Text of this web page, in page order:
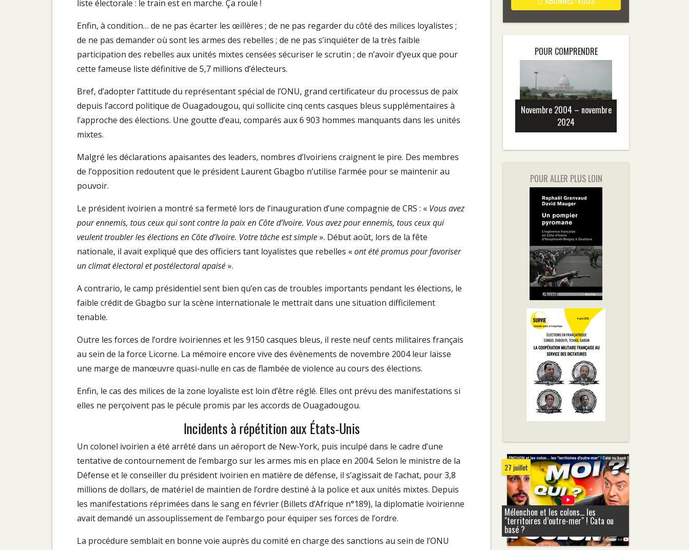
liste électorale : le train est en marche. Ça roule !
Enfin, à condition… de ne pas écarter les œillères ; de ne pas regarder du côté des milices loyalistes ;
de ne pas demander où sont les armes des rebelles ; de ne pas s’inquiéter de la très faible
participation des rebelles aux unités mixtes censées sécuriser le scrutin ; de n’avoir d’yeux que pour
cette fameuse liste définitive de 5,7 millions d’électeurs.
Bref, d’adopter l’attitude du représentant spécial de l’ONU, grand certificateur du processus de paix
depuis l’accord politique de Ouagadougou, qui sollicite cinq cents casques bleus supplémentaires à
l’approche des élections. Une goutte d’eau, comparés aux 6 903 hommes manquants dans les unités
mixtes.
Malgré les déclarations apaisantes des leaders, nombres d’Ivoiriens craignent le pire. Des membres
de l’opposition redoutent que le président Laurent Gbagbo n’utilise l’armée pour se maintenir au
pouvoir.
Le président ivoirien a montré sa fermeté lors de l’inauguration d’une compagnie de CRS : « Vous avez
pour ennemis, tous ceux qui sont contre la paix en Côte d’Ivoire. Vous avez pour ennemis, tous ceux qui
veulent troubler les élections en Côte d’Ivoire. Votre tâche est simple». Début août, lors de la fête
nationale, il avait expliqué que des officiers tant loyalistes que rebelles «ont été promus pour favoriser
un climat électoral et postélectoral apaisé».
A contrario, le camp présidentiel sent bien qu’en cas de troubles importants pendant les élections, le
faible crédit de Gbagbo sur la scène internationale le mettrait dans une situation difficilement
tenable.
Outre les forces de l’ordre ivoiriennes et les 9150 casques bleus, il reste neuf cents militaires français
au sein de la force Licorne. La mémoire encore vive des évènements de novembre 2004 leur laisse
une marge de manœuvre quasi-nulle en cas de flambée de violence au cours des élections.
Enfin, le cas des milices de la zone loyaliste est loin d’être réglé. Elles ont prévu des manifestations si
elles ne perçoivent pas le pécule promis par les accords de Ouagadougou.
Incidents à répétition aux États-Unis
Un colonel ivoirien a été arrêté dans un aéroport de New-York, puis inculpé dans le cadre d’une
tentative de contournement de l’embargo sur les armes mis en place en 2004. Selon le ministre de la
Défense et le conseiller du président ivoirien en matière de défense, il s’agissait de l’achat, pour 3,8
millions de dollars, de matériel de maintien de l’ordre destiné à la police et aux unités mixtes. Depuis
les manifestations réprimées dans le sang en février (Billets d’Afrique n°189), la diplomatie ivoirienne
avait demandé un assouplissement de l’embargo pour équiper ses forces de l’ordre.
La procédure semblait en bonne voie auprès du comité en charge des sanctions au sein de l’ONU
POUR COMPRENDRE
Novembre 2004 – novembre
2024
POUR ALLER PLUS LOIN
27 juillet
Mélenchon et les colons... les
"territoires d’outre-mer" ! Cata ou
basé ?